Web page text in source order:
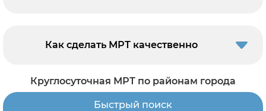
Как сделать МРТ качественно
Круглосуточная МРТ по районам города
Быстрый поиск